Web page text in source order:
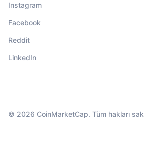
Instagram
Facebook
Reddit
LinkedIn
© 2026 CoinMarketCap. Tüm hakları